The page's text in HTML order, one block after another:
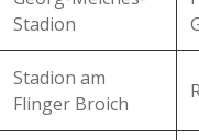
Stadion
Stadion am
Flinger Broich